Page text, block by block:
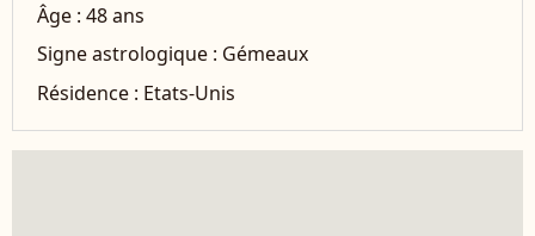
Âge :48 ans
Signe astrologique : Gémeaux
Résidence : Etats-Unis